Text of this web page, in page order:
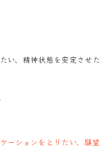
い、精神状態を安定させた
ーションをとりたい、願望